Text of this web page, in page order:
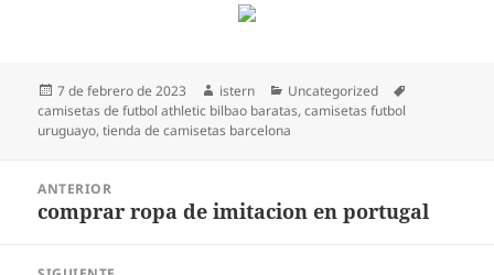
Publicado
el
7 de febrero de 2023 Autor
istern Categorías
Uncategorized
camisetas de futbol athletic bilbao baratas,camisetas futbol
uruguayo,tienda de camisetas barcelona
entradas
ANTERIOR
Entrada
comprar ropa de imitacion en portugal